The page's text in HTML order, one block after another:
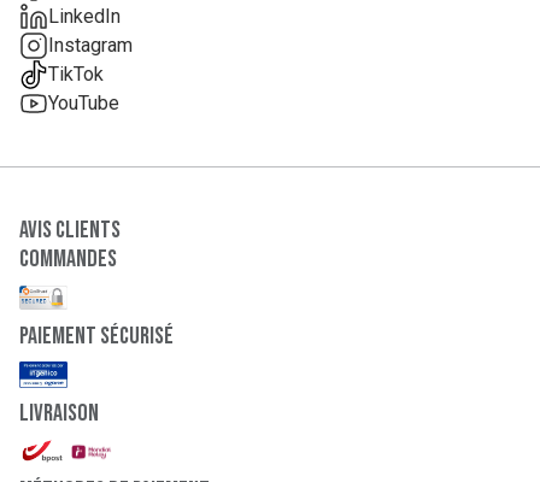
LinkedIn
Instagram
TikTok
YouTube
Avis clients
Commandes
paiement sécurisé
Livraison